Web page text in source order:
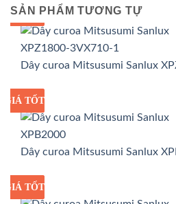
SẢN PHẨM TƯƠNG TỰ
GIÁ SỈ
GIÁ TỐT
Dây curoa Mitsusumi Sanlux
GIÁ SỈ
GIÁ TỐT
Dây curoa Mitsusumi Sanlux
GIÁ SỈ
GIÁ TỐT